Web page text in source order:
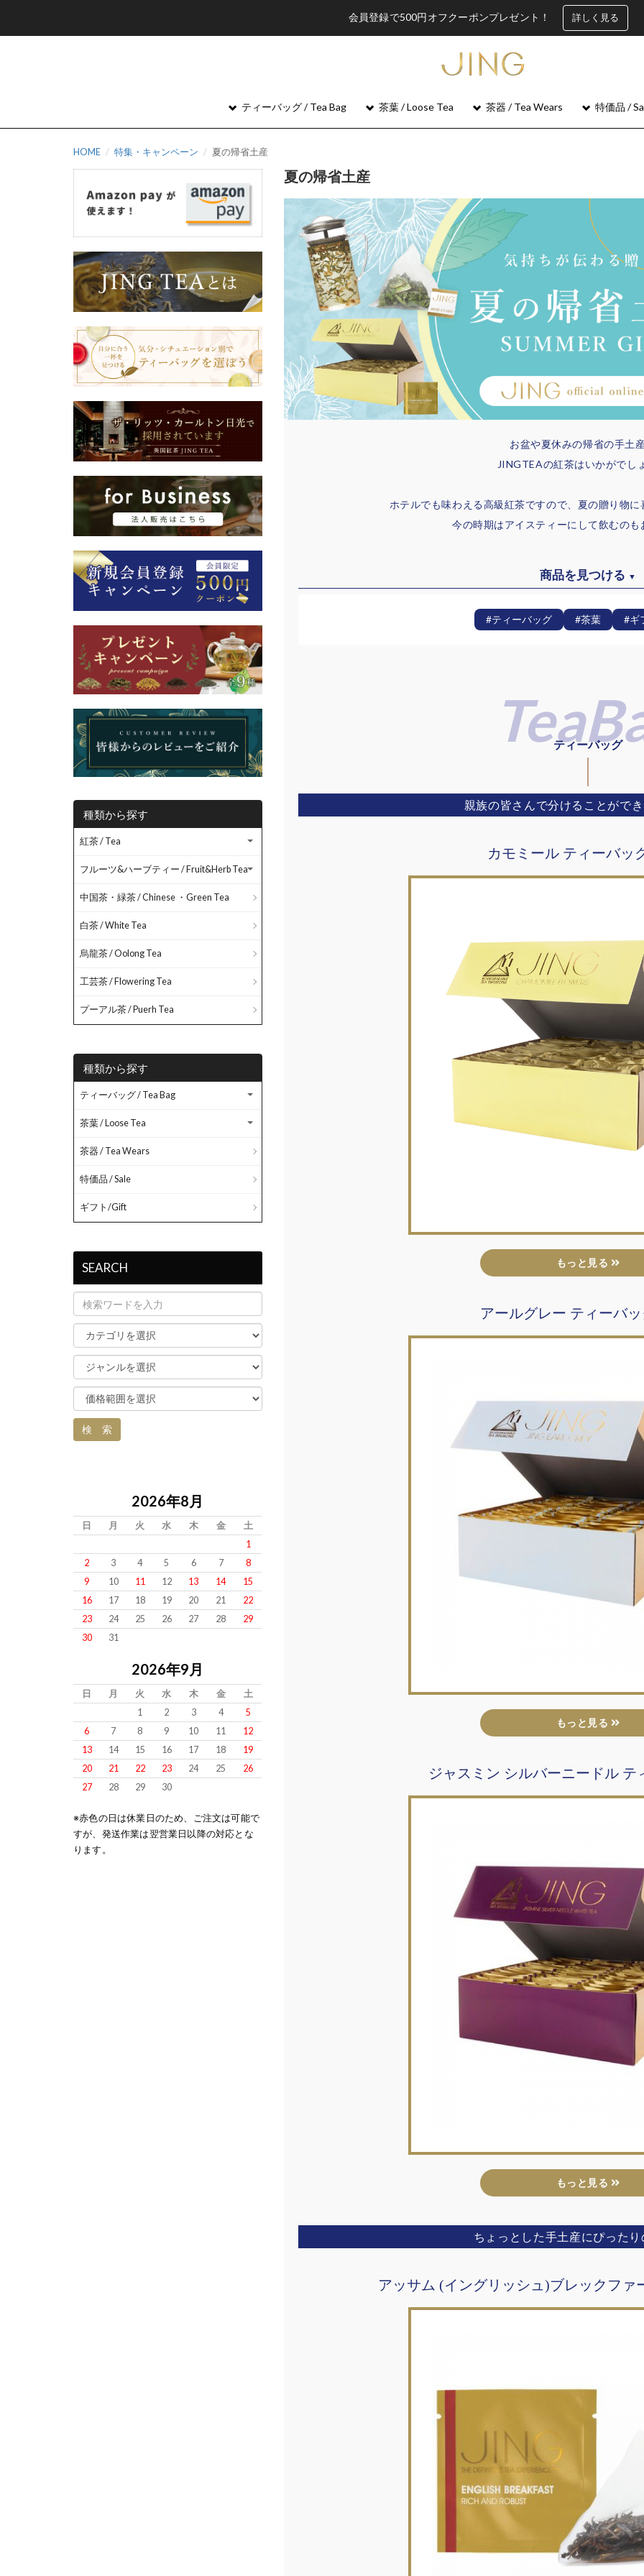
会員登録で500円オフクーポンプレゼント！ 詳しく見る
ティーバッグ / Tea Bag 茶葉 / Loose Tea 茶器 / Tea Wears 特価品 /
HOME 特集・キャンペーン 夏の帰省土産
夏の帰省土産
お盆や夏休みの帰省の手土
JINGTEAの紅茶はいかがでし
ホテルでも味わえる高級紅茶ですので、夏の贈り物
今の時期はアイスティーにして飲むの
商品を見つける ▼
#ティーバッグ #茶葉 #ギ
ティーバッグ
親族の皆さんで分けることがで
カモミール ティーバッ
もっと見る
アールグレー ティーバ
もっと見る
ジャスミン シルバーニードル テ
もっと見る
ちょっとした手土産にぴった
アッサム (イングリッシュ)ブレックファ
種類から探す
紅茶 / Tea
フルーツ&ハーブティー / Fruit&Herb Tea
中国茶・緑茶 / Chinese ・Green Tea
白茶 / White Tea
烏龍茶 / Oolong Tea
工芸茶 / Flowering Tea
プーアル茶 / Puerh Tea
種類から探す
ティーバッグ / Tea Bag
茶葉 / Loose Tea
茶器 / Tea Wears
特価品 / Sale
ギフト/Gift
SEARCH
2026年8月
日 月 火 水 木 金
土
1
2
3 4 5 6 7
8
9
10 11 12 13 14
15
16
17 18 19 20 21
22
23
24 25 26 27 28
29
30
31
2026年9月
日 月 火 水 木 金
土
1
2 3 4
5
6
7 8 9 10 11
12
13
14 15 16 17 18
19
20
21 22 23 24 25
26
27
28 29 30
※赤色の日は休業日のため、ご注文は可能で
すが、発送作業は翌営業日以降の対応とな
ります。